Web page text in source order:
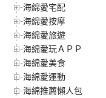
海綿愛宅配
海綿愛按摩
海綿愛旅遊
海綿愛玩ＡＰＰ
海綿愛美食
海綿愛運動
海綿推薦懶人包